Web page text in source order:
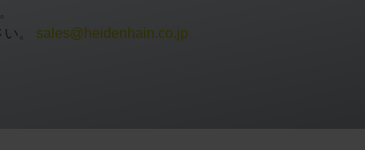
。 sales@heidenhain.co.jp